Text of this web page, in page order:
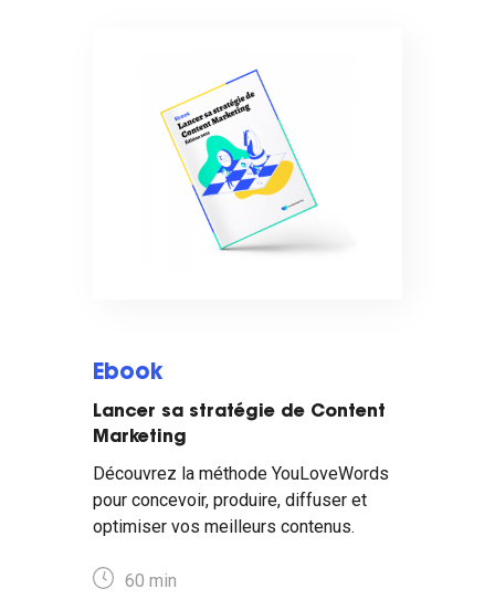
Ebook
Lancer sa stratégie de Content
Marketing
Découvrez la méthode YouLoveWords
pour concevoir, produire, diffuser et
optimiser vos meilleurs contenus.
60 min